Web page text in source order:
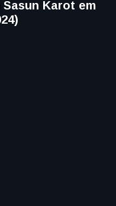
Karot em